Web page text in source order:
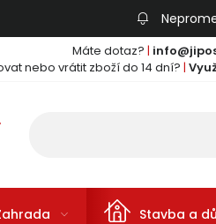
Máte dotaz? |
nebo vrátit zboží do 14 dní? |
Stavba a